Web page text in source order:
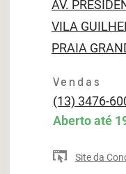
AV.
VILA
PRAIA
Vendas
(13) 3476-
Aberto até
Site da